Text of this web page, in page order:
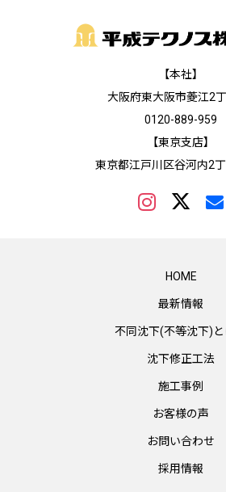
【本社】
大阪府東大阪市菱江2
0120-889-959
【東京支店】
東京都江戸川区谷河内2
HOME
最新情報
不同沈下(不等沈下)と
沈下修正工法
施工事例
お客様の声
お問い合わせ
採用情報